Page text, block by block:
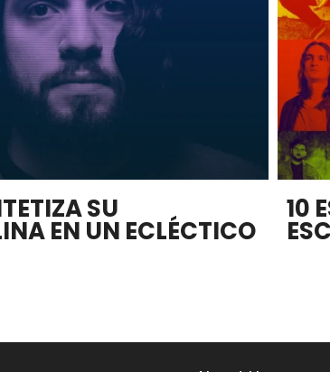
SU
EN UN ECLÉCTICO
10